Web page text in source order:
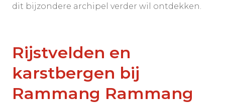
dit bijzondere archipel verder wil ontdekken.
Rijstvelden en
karstbergen bij
Rammang Rammang